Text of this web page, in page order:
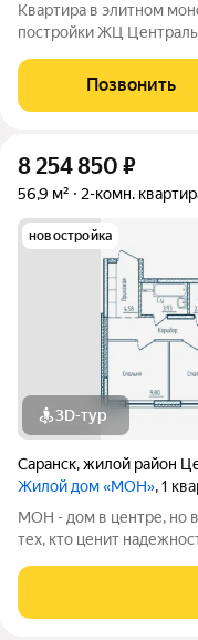
Квартира в элитном
постройки ЖЦ
кв.м. Закрытая
доступности. Кухонный
Позвонить
8 254 850 ₽
56,9 м² 2-комн.
новостройка
3D-тур
Саранск,жилой район
Жилой дом «МОН», 1
МОН - дом в центре, но
тех, кто ценит
28Б Застройщик: ООО
ИНН 1300012344